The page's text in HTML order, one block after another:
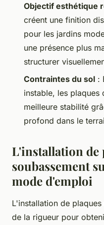
Objectif esthétique
créent une finition
pour les jardins
une présence plus
structurer
Contraintes du sol :
instable, les
meilleure stabilité
profond dans le
L'installation de
soubassement
mode d'emploi
L'installation de
de la rigueur pour